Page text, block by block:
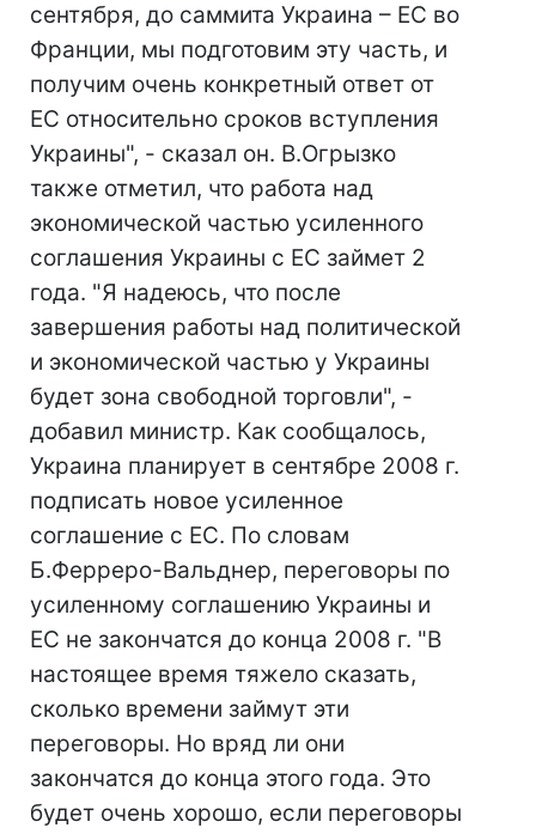
сентября, до саммита Украина – ЕС во
Франции, мы подготовим эту часть, и
получим очень конкретный ответ от
ЕС относительно сроков вступления
Украины", - сказал он. В.Огрызко
также отметил, что работа над
экономической частью усиленного
соглашения Украины с ЕС займет 2
года. "Я надеюсь, что после
завершения работы над политической
и экономической частью у Украины
будет зона свободной торговли", -
добавил министр. Как сообщалось,
Украина планирует в сентябре 2008 г.
подписать новое усиленное
соглашение с ЕС. По словам
Б.Ферреро-Вальднер, переговоры по
усиленному соглашению Украины и
ЕС не закончатся до конца 2008 г. "В
настоящее время тяжело сказать,
сколько времени займут эти
переговоры. Но вряд ли они
закончатся до конца этого года. Это
будет очень хорошо, если переговоры